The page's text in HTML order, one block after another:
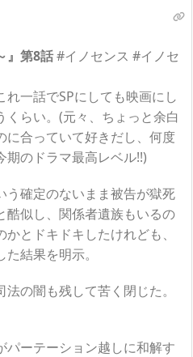
』第8話#イノセンス #イノセ
一話でSPにしても映画にし
らい。(元々、ちょっと余白
に合っていて好きだし、何度
期のドラマ最高レベル!!)
う確定のないまま被告が獄死
酷似し、関係者遺族もいるの
とドキドキしたけれども、
結果を明示。
の闇も残して苦く閉じた。
ーテーション越しに和解す